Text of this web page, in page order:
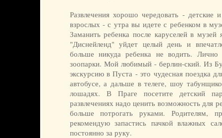
Развлечения хорошо чередовать - детские
взрослых - с утра вы идете с ребенком в
Заманить ребенка после каруселей в
"Диснейленд" уйдет целый день и
больше никуда ребенка не водить.
зоопарки. Мой любимый - берлин-ский. Из
экскурсию в Пуста - это чудесная поездка
автобусе, а дальше в телеге, шоу
лошадях. В Праге посетите детский
развлечениях надо ценить возможность для
больше потрогать руками. Родителям,
рекомендую запастись пачкой влажных
постоянно за руку.